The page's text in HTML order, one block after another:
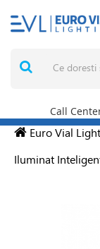
Call
Euro Vial
Iluminat